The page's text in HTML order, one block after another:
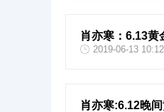
肖亦寒：6.13黄
2019-06-13
肖亦寒:6.12晚